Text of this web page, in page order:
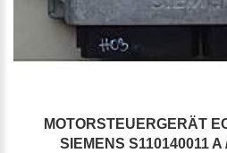
MOTORSTEUERGERÄT
SIEMENS S110140011 A